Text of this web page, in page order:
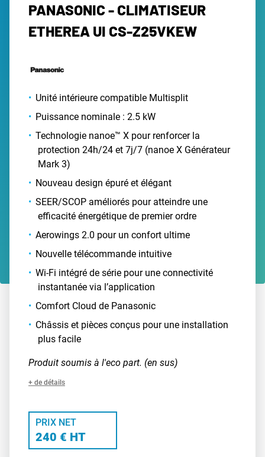
PANASONIC - CLIMATISEUR
ETHEREA UI CS-Z25VKEW
Unité intérieure compatible Multisplit
Puissance nominale : 2.5 kW
Technologie nanoe™ X pour renforcer la
protection 24h/24 et 7j/7 (nanoe X Générateur
Mark 3)
Nouveau design épuré et élégant
SEER/SCOP améliorés pour atteindre une
efficacité énergétique de premier ordre
Aerowings 2.0 pour un confort ultime
Nouvelle télécommande intuitive
Wi-Fi intégré de série pour une connectivité
instantanée via l’application
Comfort Cloud de Panasonic
Châssis et pièces conçus pour une installation
plus facile
Produit soumis à l'eco part. (en sus)
+ de détails
PRIX NET
240 € HT